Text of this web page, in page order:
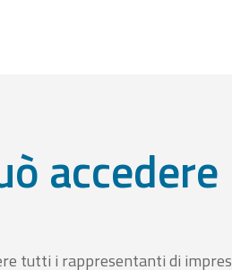
accedere
tutti i rappresentanti di